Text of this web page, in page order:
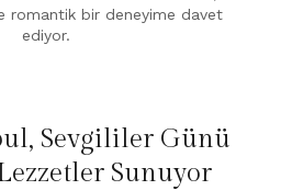
romantik bir deneyime davet
ediyor.
Sevgililer Günü
Sunuyor